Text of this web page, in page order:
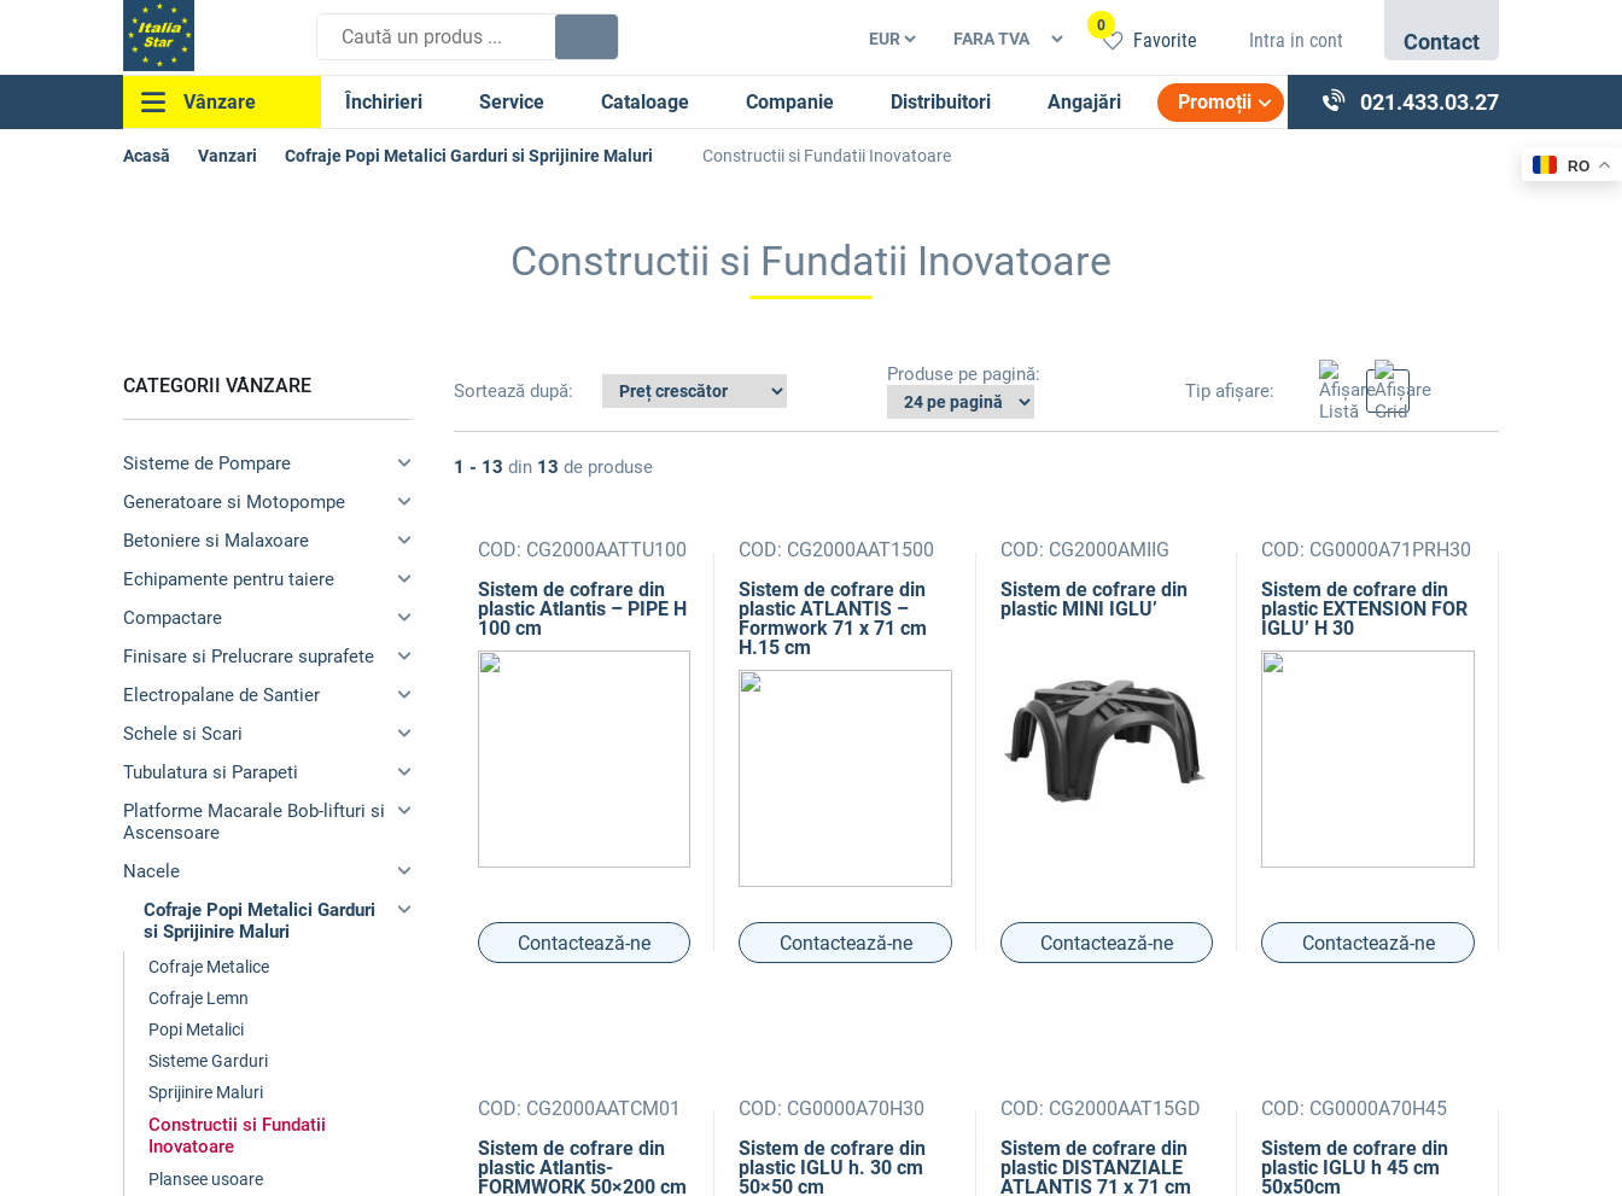
Favorite
0
Intra in cont Contact
Vânzare Închirieri Service Cataloage Companie Distribuitori Angajări Promoții 021.433.03.27
Acasă Vanzari Cofraje Popi Metalici Garduri si Sprijinire Maluri Constructii si Fundatii Inovatoare
Constructii si Fundatii Inovatoare
CATEGORII VÂNZARE
Sisteme de Pompare
Generatoare si Motopompe
Betoniere si Malaxoare
Echipamente pentru taiere
Compactare
Finisare si Prelucrare suprafete
Electropalane de Santier
Schele si Scari
Tubulatura si Parapeti
Platforme Macarale Bob-lifturi si
Ascensoare
Nacele
Cofraje Popi Metalici Garduri
si Sprijinire Maluri
Cofraje Metalice
Cofraje Lemn
Popi Metalici
Sisteme Garduri
Sprijinire Maluri
Constructii si Fundatii
Inovatoare
Plansee usoare
Sortează după:
Produse pe pagină:
Tip afișare:
1 - 13 din 13 de produse
COD: CG2000AATTU100
Sistem de cofrare din
plastic Atlantis – PIPE H
100 cm
Contactează-ne
COD: CG2000AAT1500
Sistem de cofrare din
plastic ATLANTIS –
Formwork 71 x 71 cm
H.15 cm
Contactează-ne
COD: CG2000AMIIG
Sistem de cofrare din
plastic MINI IGLU’
Contactează-ne
COD: CG0000A71PRH30
Sistem de cofrare din
plastic EXTENSION FOR
IGLU’ H 30
Contactează-ne
COD: CG2000AATCM01
Sistem de cofrare din
plastic Atlantis-
FORMWORK 50×200 cm
COD: CG0000A70H30
Sistem de cofrare din
plastic IGLU h. 30 cm
50×50 cm
COD: CG2000AAT15GD
Sistem de cofrare din
plastic DISTANZIALE
ATLANTIS 71 x 71 cm
COD: CG0000A70H45
Sistem de cofrare din
plastic IGLU h 45 cm
50x50cm
RO